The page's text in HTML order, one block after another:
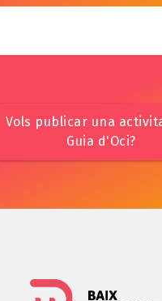
Vols publicar una
Guia d'Oci?